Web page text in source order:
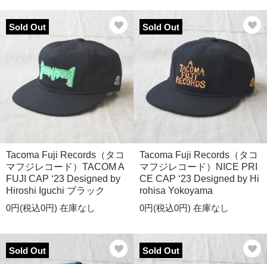
Sold Out
Tacoma Fuji Records（タコ
マフジレコード）TACOM A
FUJI CAP ‘23 Designed by
Hiroshi Iguchi ブラック
0円(税込0円) 在庫なし
Sold Out
Tacoma Fuji Records（タコ
マフジレコード）NICE PRI
CE CAP ‘23 Designed by Hi
rohisa Yokoyama
0円(税込0円) 在庫なし
Sold Out Sold Out